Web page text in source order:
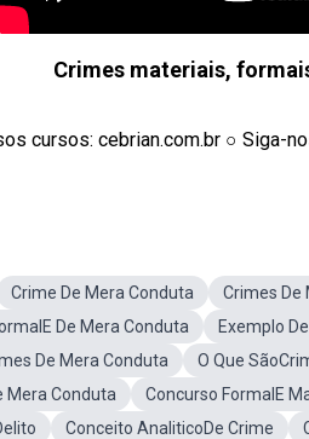
Crimes materiais,
cursos: cebrian.com.br ○ Siga-
Crime De Mera Conduta Crimes De
De Mera Conduta
Exemplo
De Mera Conduta
O Que
Mera Conduta
Concurso FormalE
Conceito AnaliticoDe Crime